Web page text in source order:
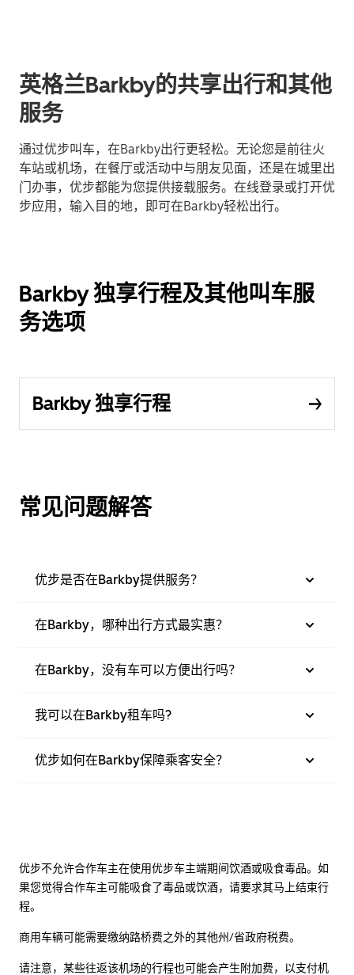
英格兰Barkby的共享出行和其他
服务
通过优步叫车，在Barkby出行更轻松。无论您是前往火
车站或机场，在餐厅或活动中与朋友见面，还是在城里出
门办事，优步都能为您提供接载服务。在线登录或打开优
步应用，输入目的地，即可在Barkby轻松出行。
Barkby 独享行程及其他叫车服
务选项
Barkby 独享行程
常见问题解答
优步是否在Barkby提供服务？
在Barkby，哪种出行方式最实惠？
在Barkby，没有车可以方便出行吗？
我可以在Barkby租车吗?
优步如何在Barkby保障乘客安全？
优步不允许合作车主在使用优步车主端期间饮酒或吸食毒品。如
果您觉得合作车主可能吸食了毒品或饮酒，请要求其马上结束行
程。
商用车辆可能需要缴纳路桥费之外的其他州/省政府税费。
请注意，某些往返该机场的行程也可能会产生附加费，以支付机